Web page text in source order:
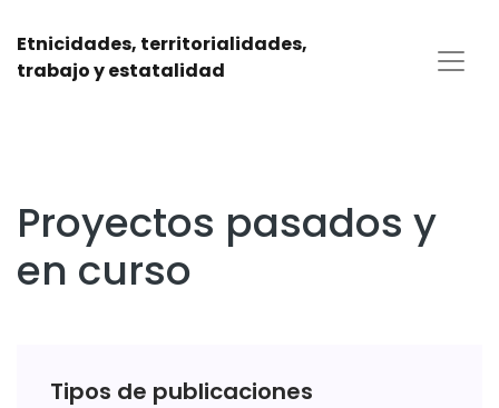
Etnicidades, territorialidades,
trabajo y estatalidad
Proyectos pasados y
en curso
Tipos de publicaciones